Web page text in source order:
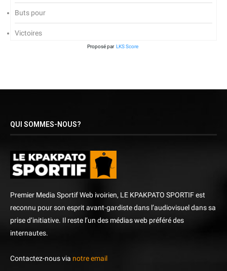
Buts pour
Victoires
Proposé par LKS Score
QUI SOMMES-NOUS?
Premier Media Sportif Web ivoirien, LE KPAKPATO SPORTIF est
reconnu pour son esprit avant-gardiste dans l’audiovisuel dans sa
prise d’initiative. Il reste l’un des médias web préféré des
internautes.
Contactez-nous via notre email